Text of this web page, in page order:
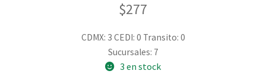
$277
CDMX: 3 CEDI: 0 Transito: 0
Sucursales: 7
3 en stock